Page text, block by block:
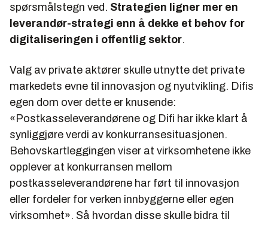
spørsmålstegn ved. Strategien ligner mer en
leverandør-strategi enn å dekke et behov for
digitaliseringen i offentlig sektor.
Valg av private aktører skulle utnytte det private
markedets evne til innovasjon og nyutvikling. Difis
egen dom over dette er knusende:
«Postkasseleverandørene og Difi har ikke klart å
synliggjøre verdi av konkurransesituasjonen.
Behovskartleggingen viser at virksomhetene ikke
opplever at konkurransen mellom
postkasseleverandørene har ført til innovasjon
eller fordeler for verken innbyggerne eller egen
virksomhet». Så hvordan disse skulle bidra til